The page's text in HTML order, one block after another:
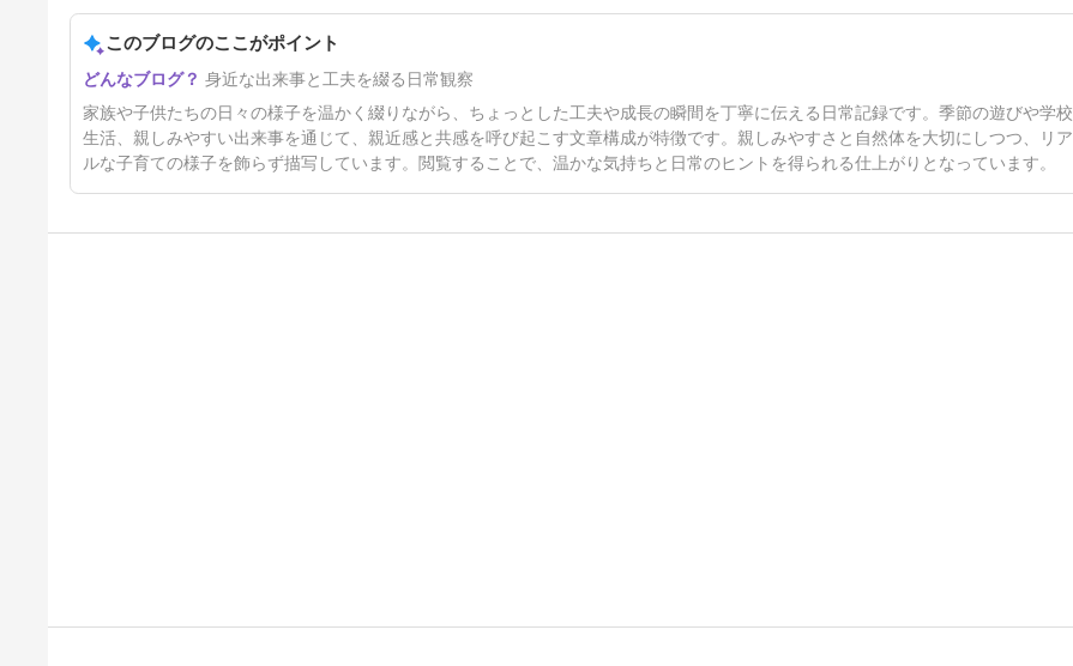
夏休みの工作だ〜！
8日前
このブログのここがポイント
身近な出来事と工夫を綴る日常観察
家族や子供たちの日々の様子を温かく綴りながら、ちょっとした工夫や成長の瞬間を丁寧に伝える日常記録です。季節の遊びや学校
生活、親しみやすい出来事を通じて、親近感と共感を呼び起こす文章構成が特徴です。親しみやすさと自然体を大切にしつつ、リア
ルな子育ての様子を飾らず描写しています。閲覧することで、温かな気持ちと日常のヒントを得られる仕上がりとなっています。